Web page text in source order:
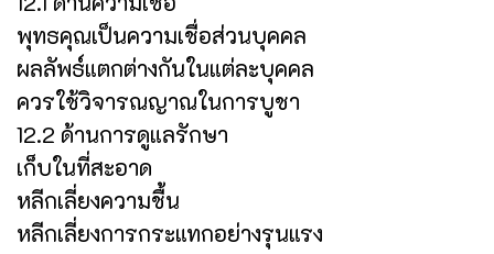
พุทธคุณเป็นความเชื่อส่วนบุคคล
ผลลัพธ์แตกต่างกันในแต่ละบุคคล
ควรใช้วิจารณญาณในการบูชา
12.2 ด้านการดูแลรักษา
เก็บในที่สะอาด
หลีกเลี่ยงความชื้น
หลีกเลี่ยงการกระแทกอย่างรุนแรง